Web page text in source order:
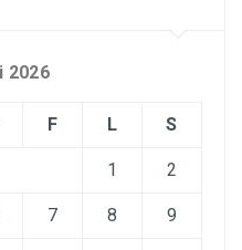
2026
F L S
1 2
7 8 9